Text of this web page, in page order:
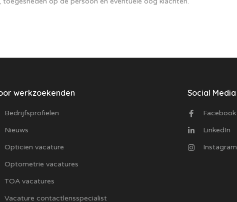
werkzoekenden
Bedrijfsprofielen
Nieuws
Opticien vacature
Optometrie vacatures
TOA vacatures
Vacature contactlensspecialist
Social Media
Facebook
LinkedIn
Instagram